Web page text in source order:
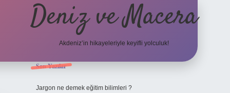
Deniz ve Macera
Akdeniz’in hikayeleriyle keyifli yolculuk!
Sidebar
Son Yazılar
Jargon ne demek eğitim bilimleri ?